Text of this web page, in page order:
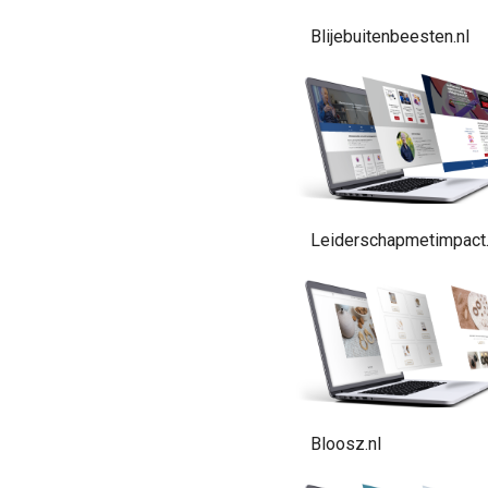
Blijebuitenbeesten.nl
Bloosz.nl